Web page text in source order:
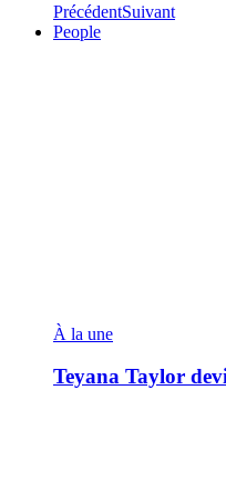
PrécédentSuivant
People
À la une
Teyana Taylor